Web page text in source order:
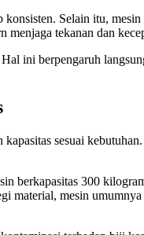
Selain itu,
tekanan dan
ini berpengaruh
sesuai
berkapasitas 300
material, mesin